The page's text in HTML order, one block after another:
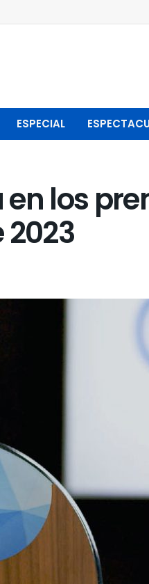
ESPECIAL
en los